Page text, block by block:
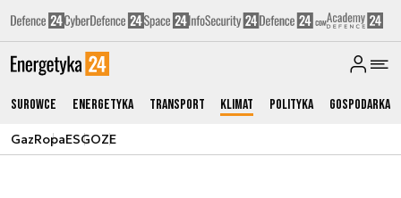
Surowce Energetyka Transport Klimat Polityka Gospodarka
GazRopaESGOZE